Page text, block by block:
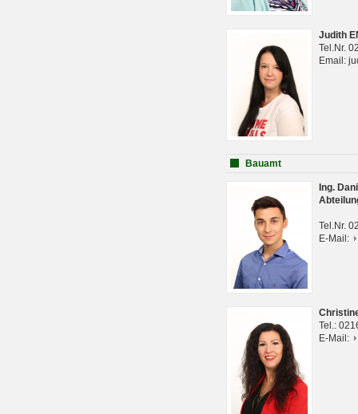
Judith
Tel.Nr.
Email:
Bauamt
Ing.
Tel.Nr.
E-Mail:
Tel.:
E-Mail: